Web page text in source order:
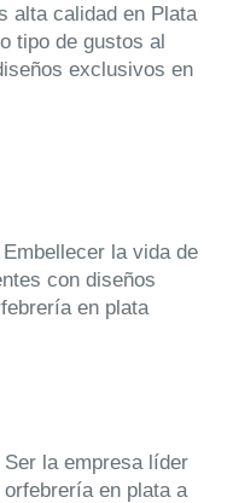
alta calidad en Plata
tipo de gustos al
exclusivos en
Embellecer la vida de
con diseños
en plata
Ser la empresa líder
en plata a